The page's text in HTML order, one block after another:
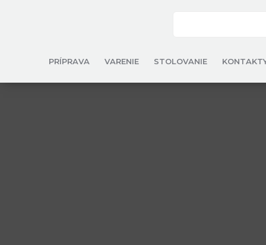
PRÍPRAVA VARENIE STOLOVANIE